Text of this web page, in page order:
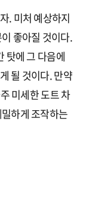
. 미처 예상하지
좋아질 것이다.
탓에 그 다음에
될 것이다. 만약
미세한 도트 차
하게 조작하는